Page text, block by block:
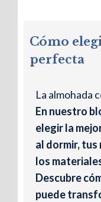
Cómo
perfecta
La almohada
En nuestro
elegir la
al dormir,
los
Descubre
puede